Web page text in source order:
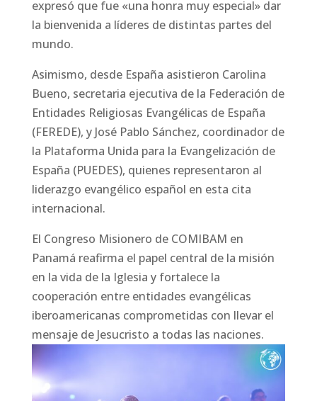
expresó que fue «una honra muy especial» dar
la bienvenida a líderes de distintas partes del
mundo.
Asimismo, desde España asistieron Carolina
Bueno, secretaria ejecutiva de la Federación de
Entidades Religiosas Evangélicas de España
(FEREDE), y José Pablo Sánchez, coordinador de
la Plataforma Unida para la Evangelización de
España (PUEDES), quienes representaron al
liderazgo evangélico español en esta cita
internacional.
El Congreso Misionero de COMIBAM en
Panamá reafirma el papel central de la misión
en la vida de la Iglesia y fortalece la
cooperación entre entidades evangélicas
iberoamericanas comprometidas con llevar el
mensaje de Jesucristo a todas las naciones.